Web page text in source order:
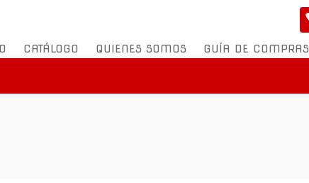
CATÁLOGO QUIENES SOMOS GUÍA DE COMPRAS